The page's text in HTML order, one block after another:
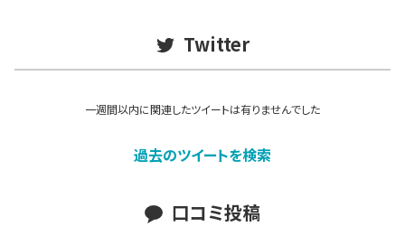
Twitter
一週間以内に関連したツイートは有りませんでした
過去のツイートを検索
口コミ投稿